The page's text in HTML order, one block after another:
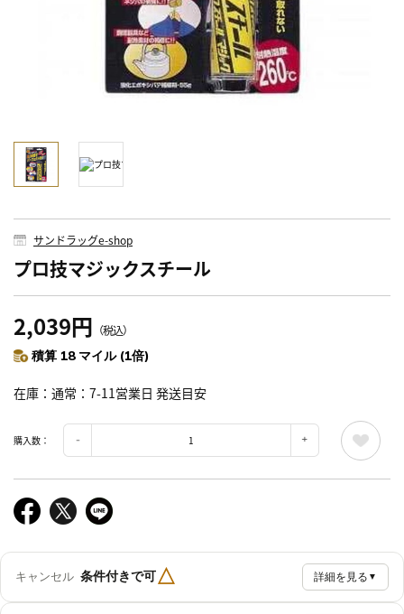
サンドラッグe-shop
プロ技マジックスチール
2,039円 （税込）
積算 18 マイル (1倍)
在庫 通常：7-11営業日 発送目安
購入数：
キャンセル 条件付きで可△ 詳細を見る ▼